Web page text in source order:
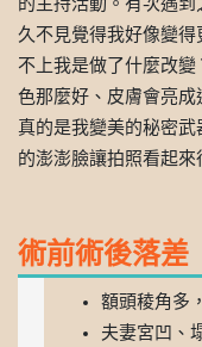
的主持活動。有次遇
久不見覺得我好像變
不上我是做了什麼改
色那麼好、皮膚會亮
真的是我變美的秘密
的澎澎臉讓拍照看起來
術前術後落差
額頭稜角多
夫妻宮凹、